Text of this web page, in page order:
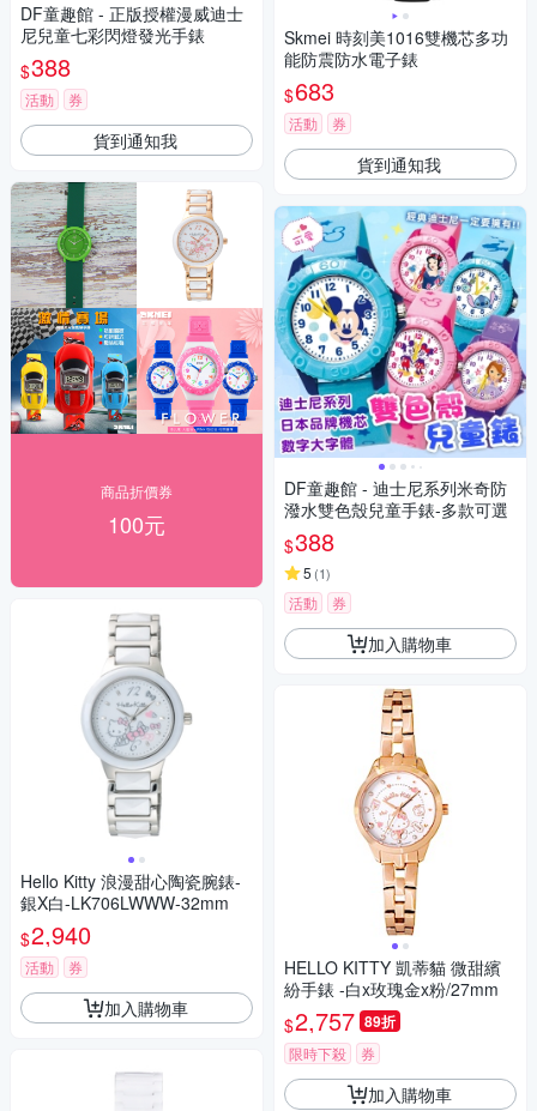
DF童趣館 - 正版授權漫威迪士
尼兒童七彩閃燈發光手錶
$388
活動 券
貨到通知我
商品折價券
100元
Hello Kitty 浪漫甜心陶瓷腕錶-
銀X白-LK706LWWW-32mm
$2,940
活動 券
加入購物車
Skmei 時刻美1016雙機芯多功
能防震防水電子錶
$683
活動 券
貨到通知我
DF童趣館 - 迪士尼系列米奇防
潑水雙色殼兒童手錶-多款可選
$388
5 (1)
活動 券
加入購物車
HELLO KITTY 凱蒂貓 微甜繽
紛手錶 -白x玫瑰金x粉/27mm
$2,757 89折
限時下殺 券
加入購物車